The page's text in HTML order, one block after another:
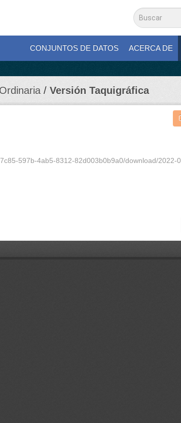
CONJUNTOS DE DATOS ACERCA DE
Versión Taquigráfica
8312-82d003b0b9a0/download/2022-09-01-s-ordinaria-